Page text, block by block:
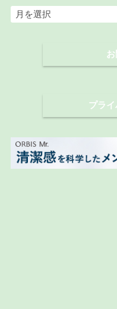
ア
プラ